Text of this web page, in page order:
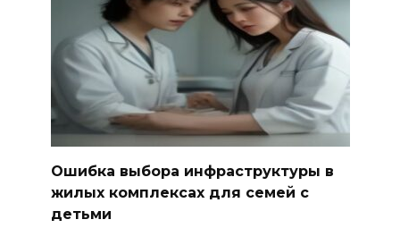
Ошибка выбора инфраструктуры в
жилых комплексах для семей с
детьми